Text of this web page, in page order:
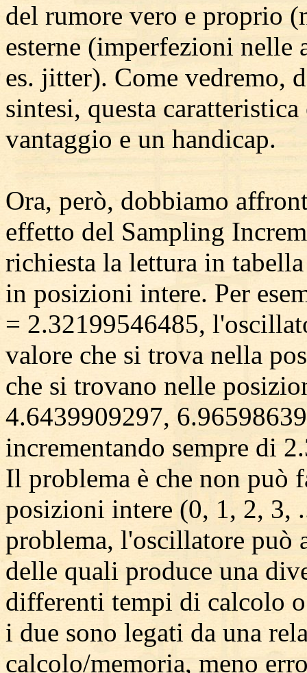
del rumore vero e proprio
esterne (imperfezioni nelle
es. jitter). Come vedremo,
sintesi, questa
vantaggio e un handicap.
Ora, però, dobbiamo
effetto del Sampling
richiesta la lettura in
in posizioni intere. Per
= 2.32199546485,
valore che si trova nella
che si trovano nelle
4.6439909297,
incrementando sempre di
Il problema è che non può
posizioni intere (0, 1, 2, 3,
problema, l'oscillatore può
delle quali produce una
differenti tempi di calcolo
i due sono legati da una
calcolo/memoria, meno